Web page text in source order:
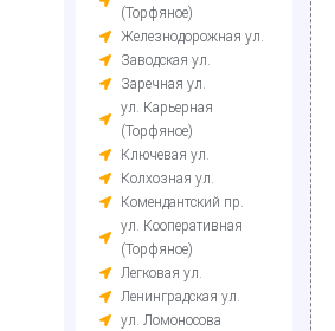
(Торфяное)
Железнодорожная ул.
Заводская ул.
Заречная ул.
ул. Карьерная
(Торфяное)
Ключевая ул.
Колхозная ул.
Комендантский пр.
ул. Кооперативная
(Торфяное)
Легковая ул.
Ленинградская ул.
ул. Ломоносова